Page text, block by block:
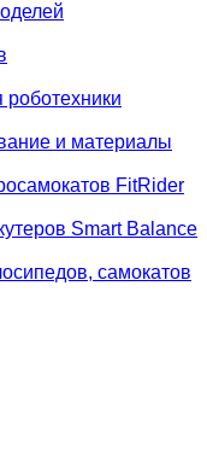
и материалы
FitRider
Smart Balance
самокатов